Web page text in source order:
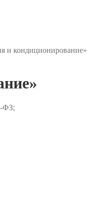
и кондиционирование»
ФЗ;